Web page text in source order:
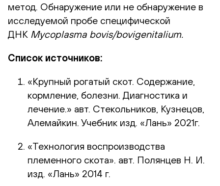
метод. Обнаружение или не обнаружение в
исследуемой пробе специфической
ДНК Mycoplasma bovis/bovigenitalium.
Список источников:
«Крупный рогатый скот. Содержание,
кормление, болезни. Диагностика и
лечение.» авт. Стекольников, Кузнецов,
Алемайкин. Учебник изд. «Лань» 2021г.
«Технология воспроизводства
племенного скота». авт. Полянцев Н. И.
изд. «Лань» 2014 г.